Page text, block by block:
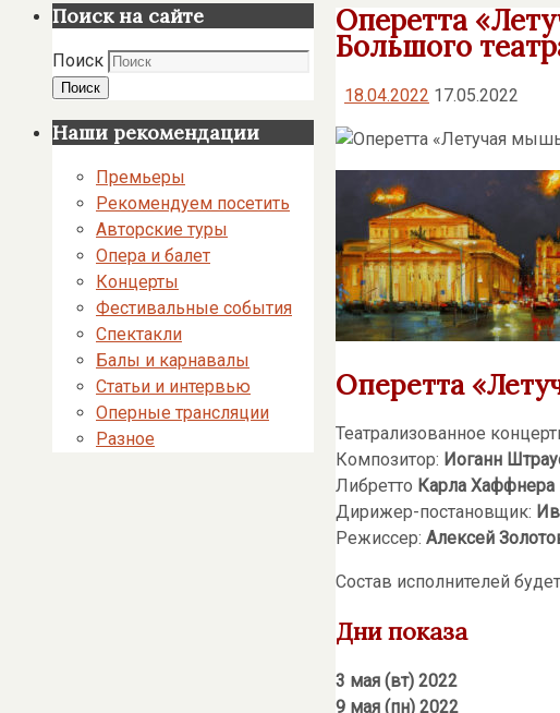
Оперетта
Большого
18.04.2022 17.05.2022
Оперетта
Театрализованное
Композитор: Иоганн
Либретто Карла Хаффнера
Дирижер-постановщик:
Режиссер: Алексей
Состав исполнителей
Дни показа
3 мая (вт) 2022
9 мая (пн) 2022
Поиск на сайте
Поиск
Поиск
Наши рекомендации
Премьеры
Рекомендуем посетить
Авторские туры
Опера и балет
Концерты
Фестивальные события
Спектакли
Балы и карнавалы
Статьи и интервью
Оперные трансляции
Разное